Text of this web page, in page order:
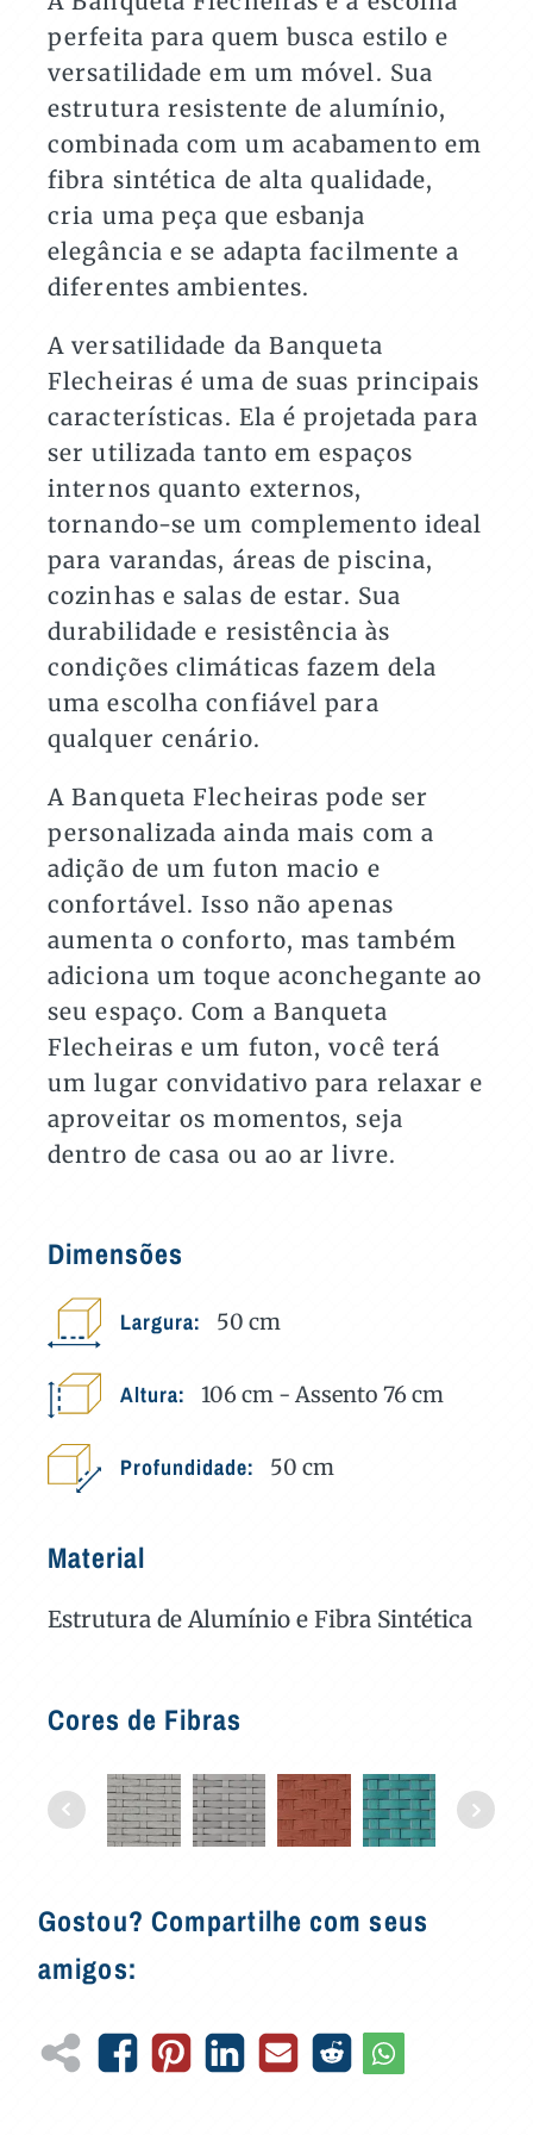
perfeita para quem busca estilo e
versatilidade em um móvel. Sua
estrutura resistente de alumínio,
combinada com um acabamento em
fibra sintética de alta qualidade,
cria uma peça que esbanja
elegância e se adapta facilmente a
diferentes ambientes.
A versatilidade da Banqueta
Flecheiras é uma de suas principais
características. Ela é projetada para
ser utilizada tanto em espaços
internos quanto externos,
tornando-se um complemento ideal
para varandas, áreas de piscina,
cozinhas e salas de estar. Sua
durabilidade e resistência às
condições climáticas fazem dela
uma escolha confiável para
qualquer cenário.
A Banqueta Flecheiras pode ser
personalizada ainda mais com a
adição de um futon macio e
confortável. Isso não apenas
aumenta o conforto, mas também
adiciona um toque aconchegante ao
seu espaço. Com a Banqueta
Flecheiras e um futon, você terá
um lugar convidativo para relaxar e
aproveitar os momentos, seja
dentro de casa ou ao ar livre.
Dimensões
Largura: 50 cm
Altura: 106 cm - Assento 76cm
Profundidade: 50 cm
Material
Estrutura de Alumínio e Fibra Sintética
Cores de Fibras
Gostou? Compartilhe com seus
amigos: